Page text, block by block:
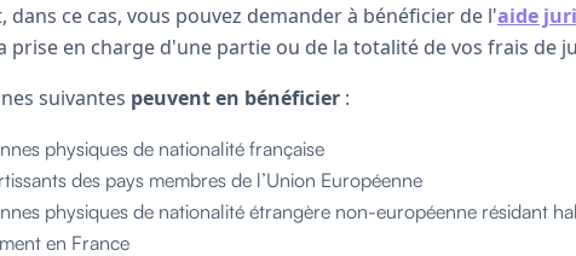
dans ce cas, vous pouvez demander à bénéficier de l'aide
prise en charge d'une partie ou de la totalité de vos frais de
suivantes peuvent en bénéficier :
physiques de nationalité française
des pays membres de l’Union Européenne
physiques de nationalité étrangère non-européenne résidant
en France